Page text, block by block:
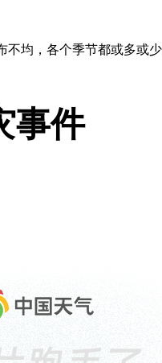
不均，各个季节都或多或
事件